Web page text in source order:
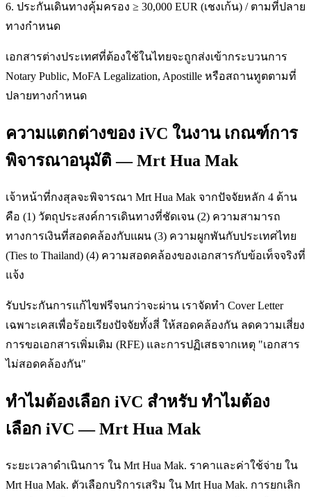
6. ประกันเดินทางคุ้มครอง ≥ 30,000 EUR (เชงเก้น) / ตามที่ปลาย
ทางกำหนด
เอกสารต่างประเทศที่ต้องใช้ในไทยจะถูกส่งเข้ากระบวนการ
Notary Public, MoFA Legalization, Apostille หรือสถานทูตตามที่
ปลายทางกำหนด
ความแตกต่างของ iVC ในงาน เกณฑ์การ
พิจารณาอนุมัติ — Mrt Hua Mak
เจ้าหน้าที่กงสุลจะพิจารณา Mrt Hua Mak จากปัจจัยหลัก 4 ด้าน
คือ (1) วัตถุประสงค์การเดินทางที่ชัดเจน (2) ความสามารถ
ทางการเงินที่สอดคล้องกับแผน (3) ความผูกพันกับประเทศไทย
(Ties to Thailand) (4) ความสอดคล้องของเอกสารกับข้อเท็จจริงที่
แจ้ง
รับประกันการแก้ไขฟรีจนกว่าจะผ่าน เราจัดทำ Cover Letter
เฉพาะเคสเพื่อร้อยเรียงปัจจัยทั้งสี่ ให้สอดคล้องกัน ลดความเสี่ยง
การขอเอกสารเพิ่มเติม (RFE) และการปฏิเสธจากเหตุ "เอกสาร
ไม่สอดคล้องกัน"
ทำไมต้องเลือก iVC สำหรับ ทำไมต้อง
เลือก iVC — Mrt Hua Mak
ระยะเวลาดำเนินการ ใน Mrt Hua Mak. ราคาและค่าใช้จ่าย ใน
Mrt Hua Mak. ตัวเลือกบริการเสริม ใน Mrt Hua Mak. การยกเลิก